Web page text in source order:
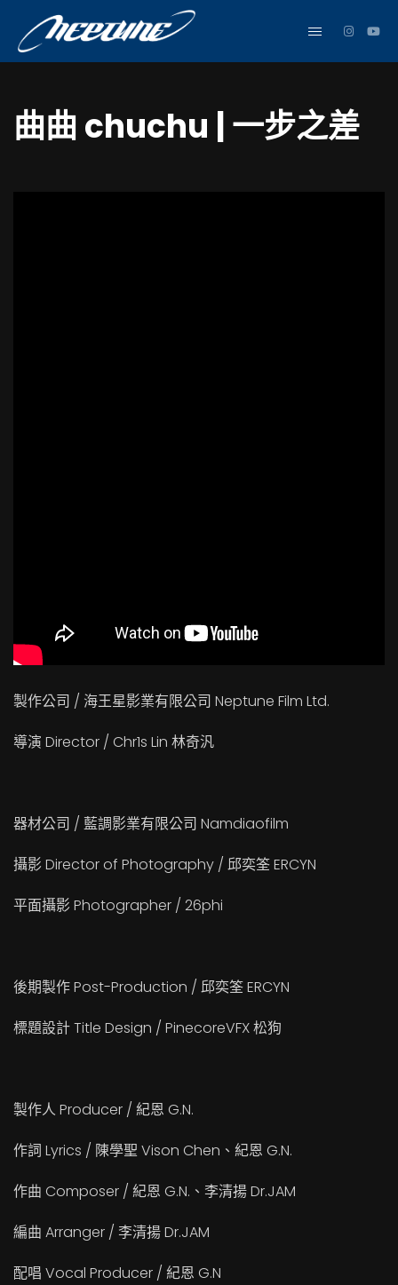
曲曲 chuchu | 一步之差
製作公司 / 海王星影業有限公司 Neptune Film Ltd.
導演 Director / Chr1s Lin 林奇汎
器材公司 / 藍調影業有限公司 Namdiaofilm
攝影 Director of Photography / 邱奕筌 ERCYN
平面攝影 Photographer / 26phi
後期製作 Post-Production / 邱奕筌 ERCYN
標題設計 Title Design / PinecoreVFX 松狗
製作人 Producer / 紀恩 G.N.
作詞 Lyrics / 陳學聖 Vison Chen、紀恩 G.N.
作曲 Composer / 紀恩 G.N.、李清揚 Dr.JAM
編曲 Arranger / 李清揚 Dr.JAM
配唱 Vocal Producer / 紀恩 G.N